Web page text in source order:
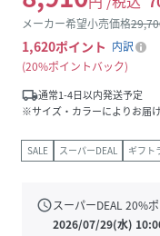
メーカー希望小売価格
1,620ポイント 内訳
20%ポイントバック
local_shipping通常1-4日以内発送予定
※サイズ・カラーによりお届
SALE スーパーDEAL ギフト
scheduleスーパーDEAL20%
2026/07/29(水)